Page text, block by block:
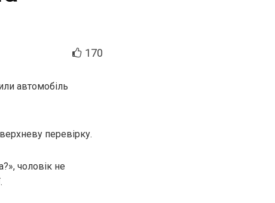
170
автомобіль
перевірку.
чоловік не